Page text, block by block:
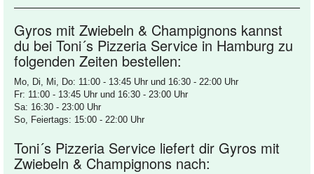
Gyros mit Zwiebeln & Champignons kannst
du bei Toni´s Pizzeria Service in Hamburg zu
folgenden Zeiten bestellen:
Mo, Di, Mi, Do: 11:00 - 13:45 Uhr und 16:30 - 22:00 Uhr
Fr: 11:00 - 13:45 Uhr und 16:30 - 23:00 Uhr
Sa: 16:30 - 23:00 Uhr
So, Feiertags: 15:00 - 22:00 Uhr
Toni´s Pizzeria Service liefert dir Gyros mit
Zwiebeln & Champignons nach: